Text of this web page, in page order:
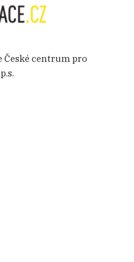
České centrum pro